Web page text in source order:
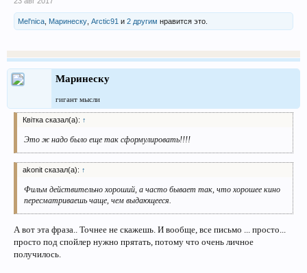
Mel'nica Маринеску Arctic91 и 2 другим нравится это.
Маринеску
гигант мысли
Квітка сказал(а): ↑
Это ж надо было еще так сформулировать!!!!
akonit сказал(а): ↑
Фильм действительно хороший, а часто бывает так, что хорошее кино
пересматриваешь чаще, чем выдающееся.
А вот эта фраза.. Точнее не скажешь. И вообще, все письмо ... просто...
просто под спойлер нужно прятать, потому что очень личное
получилось.